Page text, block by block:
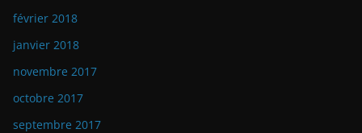
février 2018
janvier 2018
novembre 2017
octobre 2017
septembre 2017